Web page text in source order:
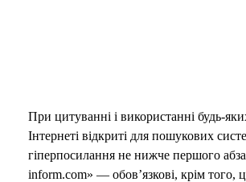
При цитуванні і використанні будь-
Інтернеті відкриті для пошукових
гіперпосилання не нижче першого
inform.com» — обов’язкові, крім того,